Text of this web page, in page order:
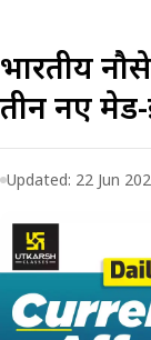
भारतीय
तीन नए
Updated: 22 Jun